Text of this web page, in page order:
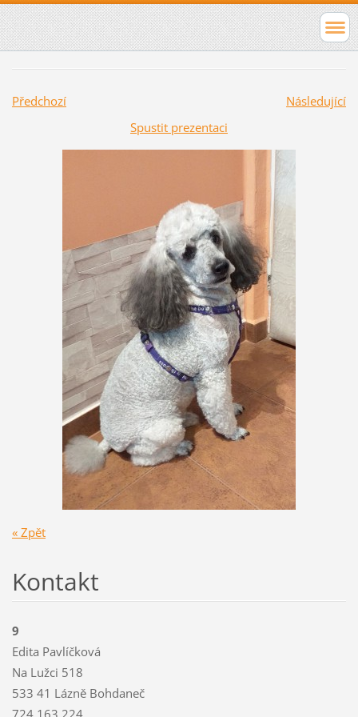
Předchozí
Následující
Spustit prezentaci
« Zpět
Kontakt
9
Edita Pavlíčková
Na Lužci 518
533 41 Lázně Bohdaneč
724 163 224